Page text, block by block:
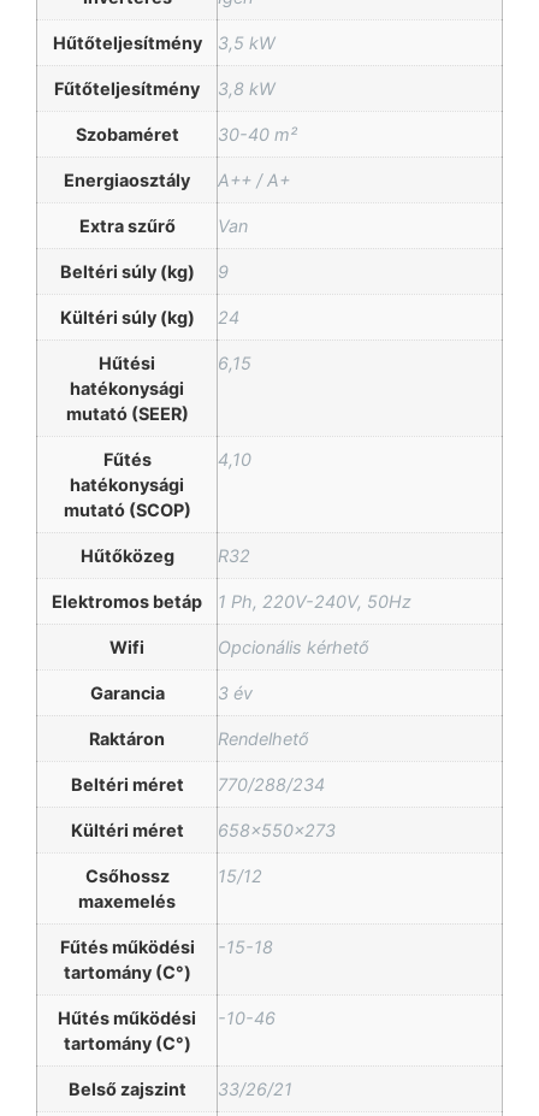
Hűtőteljesítmény 3,5 kW
Fűtőteljesítmény 3,8 kW
Szobaméret 30-40 m²
Energiaosztály A++ / A+
Extra szűrő Van
Beltéri súly (kg) 9
Kültéri súly (kg) 24
Hűtési
hatékonysági
mutató (SEER)
6,15
Fűtés
hatékonysági
mutató (SCOP)
4,10
Hűtőközeg R32
Elektromos betáp 1 Ph, 220V-240V, 50Hz
Wifi Opcionális kérhető
Garancia 3 év
Raktáron Rendelhető
Beltéri méret 770/288/234
Kültéri méret 658x550x273
Csőhossz
maxemelés
15/12
Fűtés működési
tartomány (C°)
-15-18
Hűtés működési
tartomány (C°)
-10-46
Belső zajszint 33/26/21